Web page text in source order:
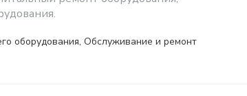
оборудования, Обслуживание и ремонт